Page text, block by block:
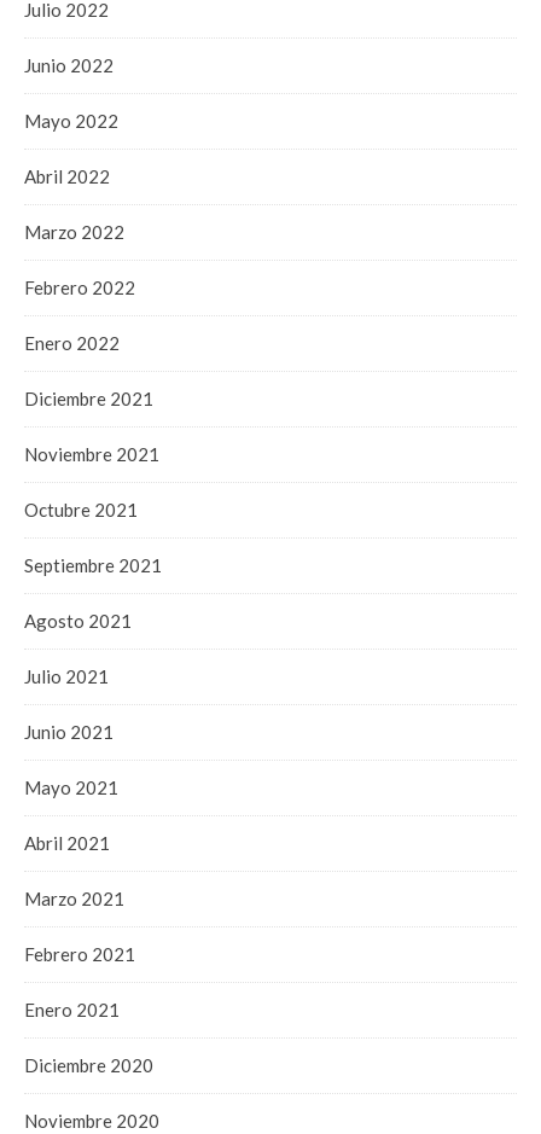
Julio 2022
Junio 2022
Mayo 2022
Abril 2022
Marzo 2022
Febrero 2022
Enero 2022
Diciembre 2021
Noviembre 2021
Octubre 2021
Septiembre 2021
Agosto 2021
Julio 2021
Junio 2021
Mayo 2021
Abril 2021
Marzo 2021
Febrero 2021
Enero 2021
Diciembre 2020
Noviembre 2020